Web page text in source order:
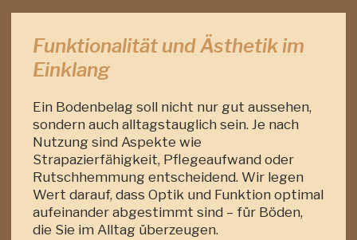
Funktionalität und Ästhetik im
Einklang
Ein Bodenbelag soll nicht nur gut aussehen,
sondern auch alltagstauglich sein. Je nach
Nutzung sind Aspekte wie
Strapazierfähigkeit, Pflegeaufwand oder
Rutschhemmung entscheidend. Wir legen
Wert darauf, dass Optik und Funktion optimal
aufeinander abgestimmt sind – für Böden,
die Sie im Alltag überzeugen.